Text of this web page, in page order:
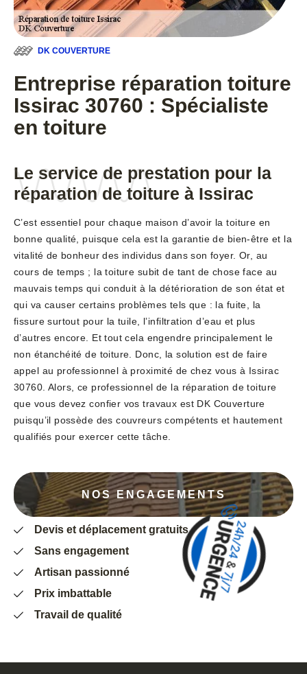
DK COUVERTURE
Entreprise réparation toiture
Issirac 30760 : Spécialiste
en toiture
Le service de prestation pour la
réparation de toiture à Issirac
C’est essentiel pour chaque maison d’avoir la toiture en
bonne qualité, puisque cela est la garantie de bien-être et la
vitalité de bonheur des individus dans son foyer. Or, au
cours de temps ; la toiture subit de tant de chose face au
mauvais temps qui conduit à la détérioration de son état et
qui va causer certains problèmes tels que : la fuite, la
fissure surtout pour la tuile, l’infiltration d’eau et plus
d’autres encore. Et tout cela engendre principalement le
non étanchéité de toiture. Donc, la solution est de faire
appel au professionnel à proximité de chez vous à Issirac
30760. Alors, ce professionnel de la réparation de toiture
que vous devez confier vos travaux est DK Couverture
puisqu’il possède des couvreurs compétents et hautement
qualifiés pour exercer cette tâche.
NOS ENGAGEMENTS
Devis et déplacement gratuits
Sans engagement
Artisan passionné
Prix imbattable
Travail de qualité